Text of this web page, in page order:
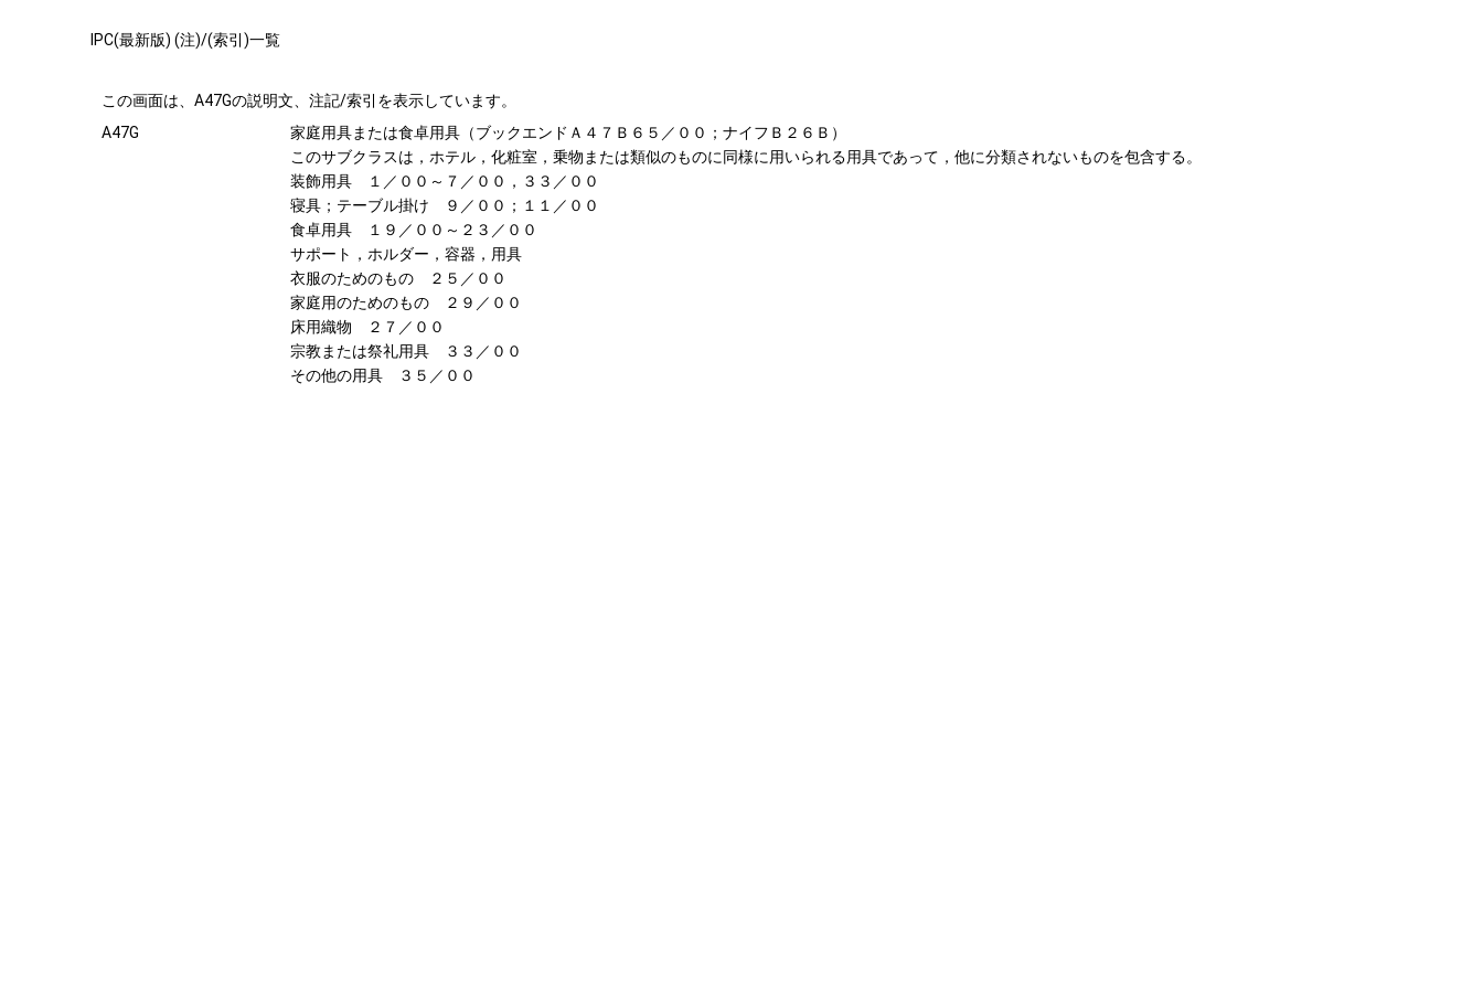
IPC(最新版) (注)/(索引)一覧
この画面は、A47Gの説明文、注記/索引を表示しています。
A47G
家庭用具または食卓用具（ブックエンドＡ４７Ｂ６５／００；ナイフＢ２６Ｂ）
このサブクラスは，ホテル，化粧室，乗物または類似のものに同様に用いられる用具であって，他に分類されないものを包含する。
装飾用具 １／００～７／００，３３／００
寝具；テーブル掛け ９／００；１１／００
食卓用具 １９／００～２３／００
サポート，ホルダー，容器，用具
衣服のためのもの ２５／００
家庭用のためのもの ２９／００
床用織物 ２７／００
宗教または祭礼用具 ３３／００
その他の用具 ３５／００